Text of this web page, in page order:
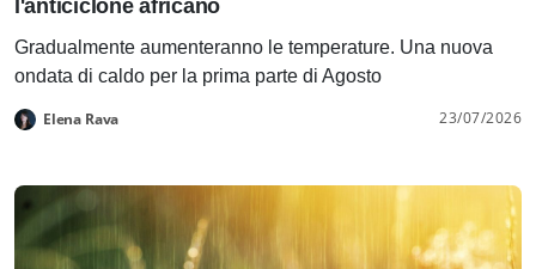
l'anticiclone africano
Gradualmente aumenteranno le temperature. Una nuova
ondata di caldo per la prima parte di Agosto
Elena Rava 23/07/2026